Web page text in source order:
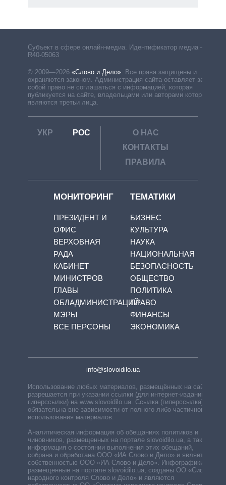
Субъект в сфере онлайн-медиа. Идентификатор медиа –
R40-05063
© 2009—2026 «Слово и Дело». Все права защищены и
охраняются законом. Администрация сайта оставляет за
собой право не соглашаться с информацией, которая
публикуется на сайте, владельцами или авторами которой
являются третьи лица.
УКР РОС
О НАС
КОНТАКТЫ
ПРАВИЛА
МОНИТОРИНГ
ПРЕЗИДЕНТ И
ОФИС
ВЕРХОВНАЯ
РАДА
КАБИНЕТ
МИНИСТРОВ
ГЛАВЫ
ОБЛАДМИНИСТРАЦИЙ
МЭРЫ
ВСЕ ПЕРСОНЫ
ТЕМАТИКИ
БИЗНЕС
КУЛЬТУРА
НАУКА
НАЦИОНАЛЬНАЯ
БЕЗОПАСНОСТЬ
ОБЩЕСТВО
ПОЛИТИКА
ПРАВО
ФИНАНСЫ
ЭКОНОМИКА
info@slovoidilo.ua
Использование любых материалов, размещённых на сайте,
разрешается при указании ссылки (для интернет-изданий —
гиперссылки) на www.slovoidilo.ua. Ссылка (гиперссылка)
обязательна вне зависимости от полного либо частичного
использования материалов.
Аналитическая информация об обещаниях политиков и
чиновников, размещенных на портале slovoidilo.ua, а также
информация о состоянии выполнения этих обещаний,
собрана и обработана ООО «ИА Слово и Дело» и является
собственностью ООО «ИА Слово и Дело». Инфографики,
размещенные на портале slovoidilo.ua, созданы ОО «Система
народного контроля Слово и Дело» и являются